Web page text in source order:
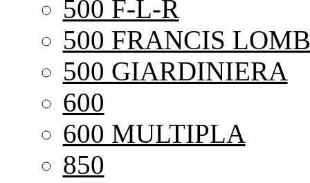
500 F-L-R
500 FRANCIS
500 GIARDINIERA
600
600 MULTIPLA
850